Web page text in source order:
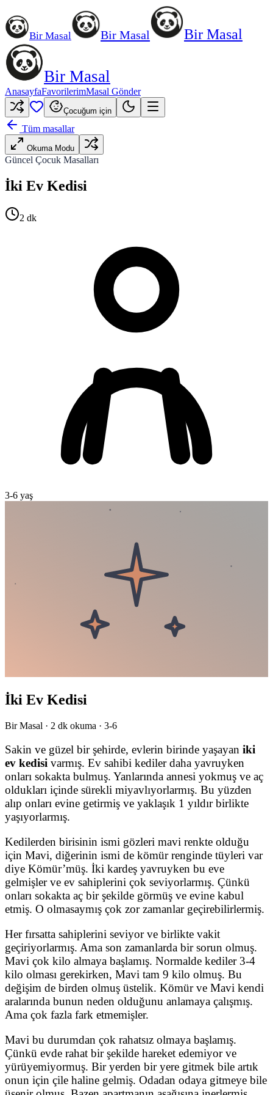
Bir Masal Bir Masal Bir Masal
Bir Masal
AnasayfaFavorilerimMasal Gönder
Çocuğum için
Tüm masallar
Okuma Modu
Güncel Çocuk Masalları
İki Ev Kedisi
2 dk
3-6 yaş
İki Ev Kedisi
Bir Masal · 2 dk okuma · 3-6
Sakin ve güzel bir şehirde, evlerin birinde yaşayan iki
ev kedisi varmış. Ev sahibi kediler daha yavruyken
onları sokakta bulmuş. Yanlarında annesi yokmuş ve aç
oldukları içinde sürekli miyavlıyorlarmış. Bu yüzden
alıp onları evine getirmiş ve yaklaşık 1 yıldır birlikte
yaşıyorlarmış.
Kedilerden birisinin ismi gözleri mavi renkte olduğu
için Mavi, diğerinin ismi de kömür renginde tüyleri var
diye Kömür’müş. İki kardeş yavruyken bu eve
gelmişler ve ev sahiplerini çok seviyorlarmış. Çünkü
onları sokakta aç bir şekilde görmüş ve evine kabul
etmiş. O olmasaymış çok zor zamanlar geçirebilirlermiş.
Her fırsatta sahiplerini seviyor ve birlikte vakit
geçiriyorlarmış. Ama son zamanlarda bir sorun olmuş.
Mavi çok kilo almaya başlamış. Normalde kediler 3-4
kilo olması gerekirken, Mavi tam 9 kilo olmuş. Bu
değişim de birden olmuş üstelik. Kömür ve Mavi kendi
aralarında bunun neden olduğunu anlamaya çalışmış.
Ama çok fazla fark etmemişler.
Mavi bu durumdan çok rahatsız olmaya başlamış.
Çünkü evde rahat bir şekilde hareket edemiyor ve
yürüyemiyormuş. Bir yerden bir yere gitmek bile artık
onun için çile haline gelmiş. Odadan odaya gitmeye bile